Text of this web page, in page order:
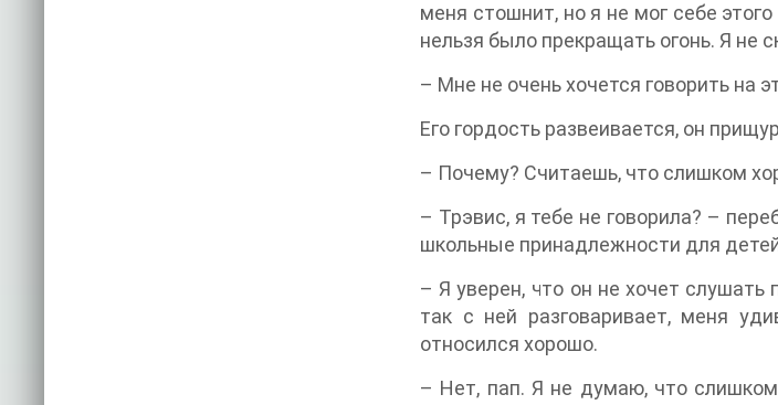
меня стошнит, но я не мог себе
нельзя было прекращать огонь. Я не
– Мне не очень хочется говорить на
Его гордость развеивается, он
– Почему? Считаешь, что слишком
– Трэвис, я тебе не говорила? –
школьные принадлежности для
– Я уверен, что он не хочет
так с ней разговаривает, меня
относился хорошо.
– Нет, пап. Я не думаю, что